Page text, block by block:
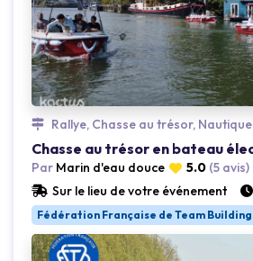
Rallye, Chasse au trésor, Nautique
Par Marin d'eau douce 5.0 (5 avis)
Sur le lieu de votre événement
Fédération Française de Team Building